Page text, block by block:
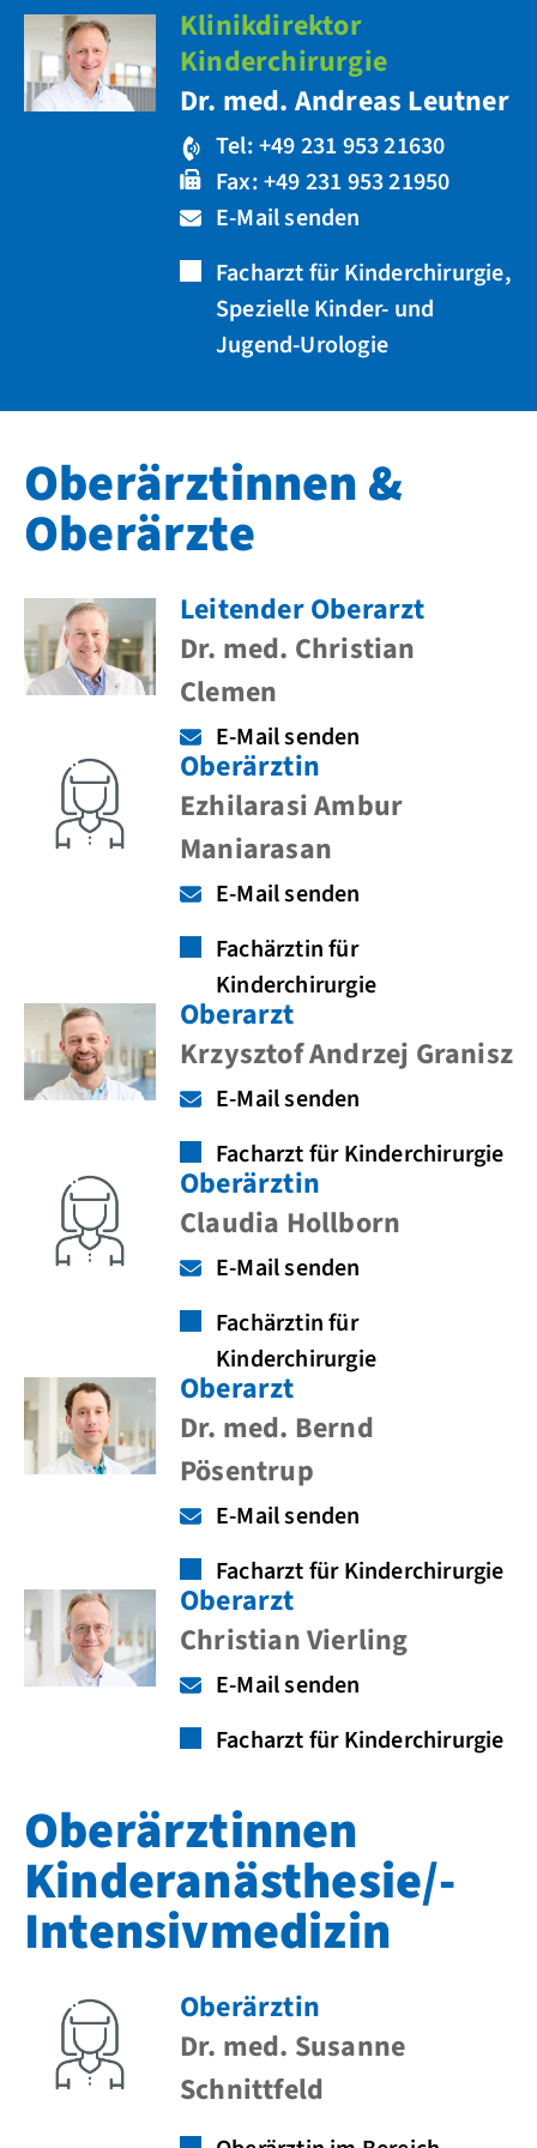
Klinikdirektor
Kinderchirurgie
Dr. med. Andreas Leutner
Tel: +49 231 953 21630
Fax: +49 231 953 21950
E-Mail senden
Facharzt für Kinderchirurgie,
Spezielle Kinder- und
Jugend-Urologie
Oberärztinnen &
Oberärzte
Leitender Oberarzt
Dr. med. Christian
Clemen
E-Mail senden
Oberärztin
Ezhilarasi Ambur
Maniarasan
E-Mail senden
Fachärztin für
Kinderchirurgie
Oberarzt
Krzysztof Andrzej Granisz
E-Mail senden
Facharzt für Kinderchirurgie
Oberärztin
Claudia Hollborn
E-Mail senden
Fachärztin für
Kinderchirurgie
Oberarzt
Dr. med. Bernd
Pösentrup
E-Mail senden
Facharzt für Kinderchirurgie
Oberarzt
Christian Vierling
E-Mail senden
Facharzt für Kinderchirurgie
Oberärztinnen
Kinderanästhesie/-
Intensivmedizin
Oberärztin
Dr. med. Susanne
Schnittfeld